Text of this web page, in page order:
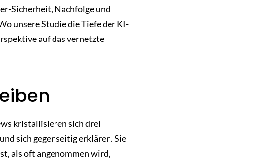
Sicherheit, Nachfolge und
unsere Studie die Tiefe der KI-
auf das vernetzte
kristallisieren sich drei
sich gegenseitig erklären. Sie
als oft angenommen wird,